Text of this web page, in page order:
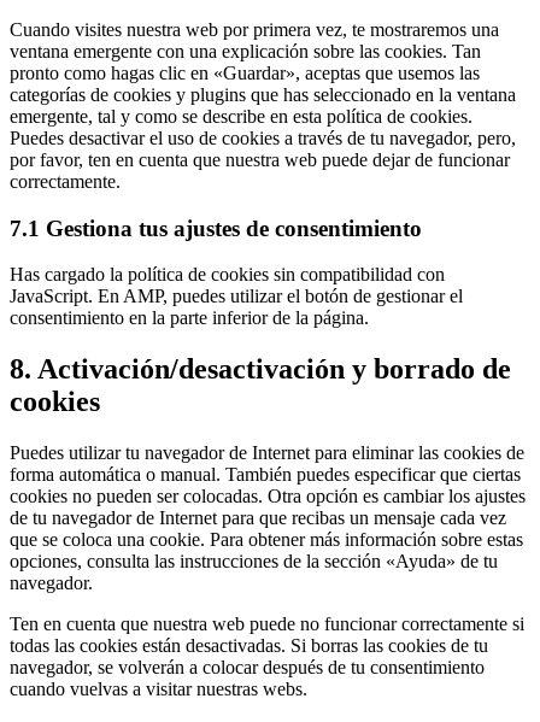
varios
Cuando visites nuestra web por primera vez, te mostraremos una
ventana emergente con una explicación sobre las cookies. Tan
pronto como hagas clic en «Guardar», aceptas que usemos las
categorías de cookies y plugins que has seleccionado en la ventana
emergente, tal y como se describe en esta política de cookies.
Puedes desactivar el uso de cookies a través de tu navegador, pero,
por favor, ten en cuenta que nuestra web puede dejar de funcionar
correctamente.
7.1 Gestiona tus ajustes de consentimiento
Has cargado la política de cookies sin compatibilidad con
JavaScript. En AMP, puedes utilizar el botón de gestionar el
consentimiento en la parte inferior de la página.
8. Activación/desactivación y borrado de
cookies
Puedes utilizar tu navegador de Internet para eliminar las cookies de
forma automática o manual. También puedes especificar que ciertas
cookies no pueden ser colocadas. Otra opción es cambiar los ajustes
de tu navegador de Internet para que recibas un mensaje cada vez
que se coloca una cookie. Para obtener más información sobre estas
opciones, consulta las instrucciones de la sección «Ayuda» de tu
navegador.
Ten en cuenta que nuestra web puede no funcionar correctamente si
todas las cookies están desactivadas. Si borras las cookies de tu
navegador, se volverán a colocar después de tu consentimiento
cuando vuelvas a visitar nuestras webs.